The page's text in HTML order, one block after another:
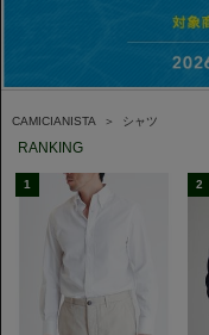
CAMICIANISTA ＞ シャツ
RANKING
1 2